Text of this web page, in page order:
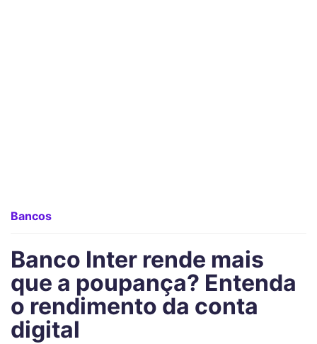
Bancos
Banco Inter rende mais
que a poupança? Entenda
o rendimento da conta
digital